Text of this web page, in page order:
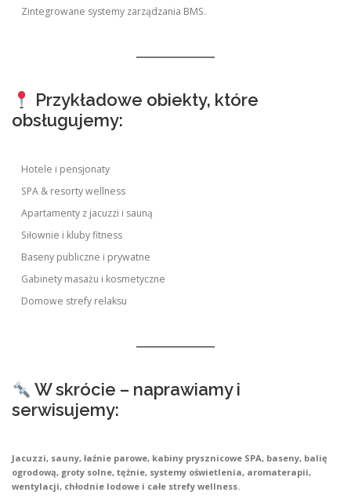
Zintegrowane systemy zarządzania BMS.
Przykładowe obiekty, które
obsługujemy:
Hotele i pensjonaty
SPA & resorty wellness
Apartamenty z jacuzzi i sauną
Siłownie i kluby fitness
Baseny publiczne i prywatne
Gabinety masażu i kosmetyczne
Domowe strefy relaksu
W skrócie – naprawiamy i
serwisujemy:
Jacuzzi, sauny, łaźnie parowe, kabiny prysznicowe SPA, baseny, balię
ogrodową, groty solne, tężnie, systemy oświetlenia, aromaterapii,
wentylacji, chłodnie lodowe i całe strefy wellness.